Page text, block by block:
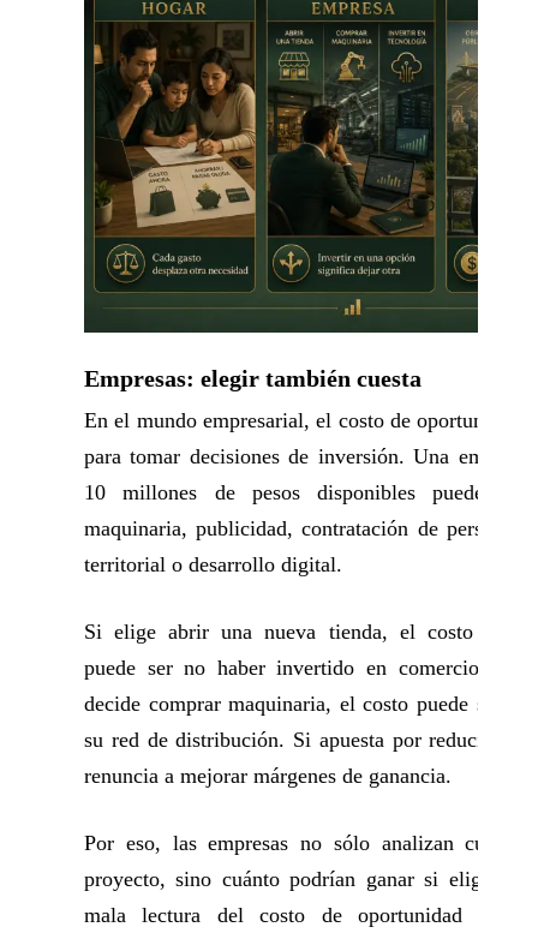
Empresas: elegir también cuesta
En el mundo empresarial, el costo de oportunidad
para tomar decisiones de inversión. Una
10 millones de pesos disponibles puede
maquinaria, publicidad, contratación de personal,
territorial o desarrollo digital.
Si elige abrir una nueva tienda, el costo de
puede ser no haber invertido en comercio
decide comprar maquinaria, el costo puede ser
su red de distribución. Si apuesta por reducir
renuncia a mejorar márgenes de ganancia.
Por eso, las empresas no sólo analizan cuánto
proyecto, sino cuánto podrían ganar si eligieran
mala lectura del costo de oportunidad